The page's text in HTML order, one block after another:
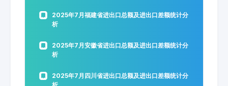
2025年7月福建省进出口总额及进出口差额统计分
析
2025年7月安徽省进出口总额及进出口差额统计分
析
2025年7月四川省进出口总额及进出口差额统计分